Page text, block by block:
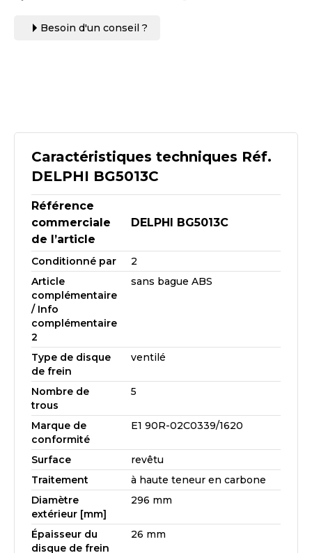
Caractéristiques techniques Réf.
DELPHI BG5013C
Référence
commerciale
de l’article
DELPHI BG5013C
Conditionné par
2
Article
complémentaire
/ Info
complémentaire
2
sans bague ABS
Type de disque
de frein
ventilé
Nombre de
trous
5
Marque de
conformité
E1 90R-02C0339/1620
Surface
revêtu
Traitement
à haute teneur en carbone
Diamètre
extérieur [mm]
296 mm
Épaisseur du
disque de frein
26 mm
Besoin d'un conseil ?